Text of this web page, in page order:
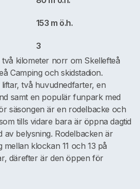
153 m ö.h.
3
kilometer norr om Skellefteå
Camping och skidstadion.
två huvudnedfarter, en
samt en populär funpark med
säsongen är en rodelbacke och
tills vidare bara är öppna dagtid
av belysning. Rodelbacken är
klockan 11 och 13 på
därefter är den öppen för